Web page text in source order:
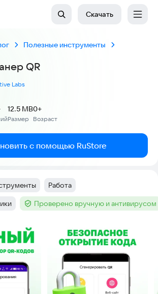
Скачать
Полезные инструменты
QR
Labs
Размер
12.5 MB
Возраст
0+
с помощью RuStore
Тег:
Работа
Тег :Проверено вручную и антивирусом